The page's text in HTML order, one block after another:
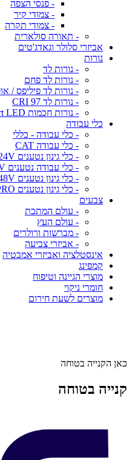
- פנסי הצפה
- צמודי קיר
- צמודי תקרה
- תאורה סולארית
אביזרי סלולר וגאדג'טים
נורות
- נורות לד
- נורות לד פחם
- נורות לד פיליפס /
- נורות לד CRI 97
- נורות חכמות Philips Smart LED
כלי עבודה
- כלי עבודה - כללי
- כלי עבודה CAT
- כלי גינון נטענים 24V
- כלי עבודה נטענים 24V
- כלי גינון נטענים 48V
- כלי גינון נטענים 80V PRO
צבעים
- עולם המתכת
- עולם העץ
- מברשות ורולרים
- אביזרי צביעה
אינסטלציה ואביזרי אמבטיה
קמפינג
מוצרי הגיינה וטיפוח
חומרי ניקוי
מוצרים לשעת חירום
כאן הקנייה בטוחה
קנייה בטוחה